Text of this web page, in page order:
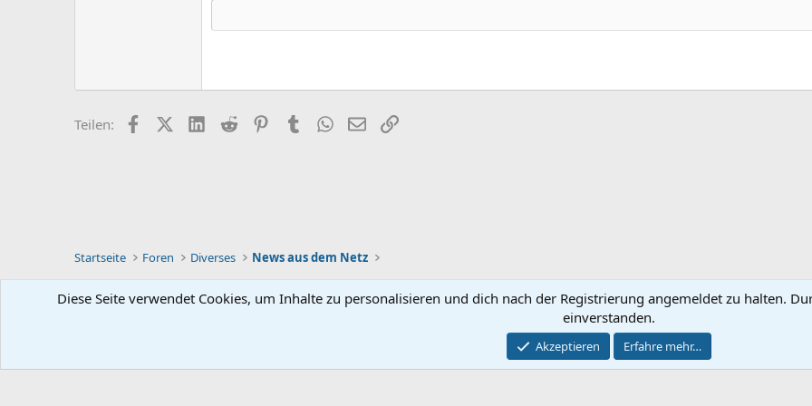
Tahoma
Times New Roman
Teilen: FacebookX (Twitter)LinkedIn
Reddit PinterestTumblrWhatsApp
E-MailLink
Startseite Foren Diverses News aus dem Netz
Deutsch [Du] Kontakt
Community platform by XenForo
© 2010-2024 XenForo Ltd.
Diese Seite verwendet Cookies, um Inhalte zu personalisieren und dich nach der Registrierung angemeldet zu halten.
einverstanden.
Akzeptieren Erfahre mehr…